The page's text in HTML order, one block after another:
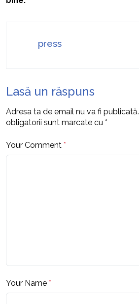
press
Lasă un răspuns
Adresa ta de email nu va fi publicată.
obligatorii sunt marcate cu *
Your Comment *
Your Name *